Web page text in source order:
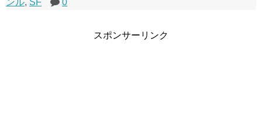
スポンサーリンク